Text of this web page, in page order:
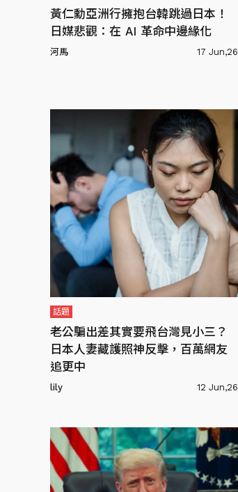
黃仁勳亞洲行擁抱台韓跳過日本！
日媒悲觀：在 AI 革命中邊緣化
河馬 17 Jun,26
話題
老公騙出差其實要飛台灣見小三？
日本人妻藏護照神反擊，百萬網友
追更中
lily 12 Jun,26